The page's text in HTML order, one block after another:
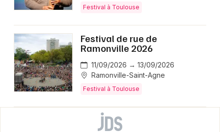
Festival à Toulouse
Festival de rue de
Ramonville 2026
11/09/2026 → 13/09/2026
Ramonville-Saint-Agne
Festival à Toulouse